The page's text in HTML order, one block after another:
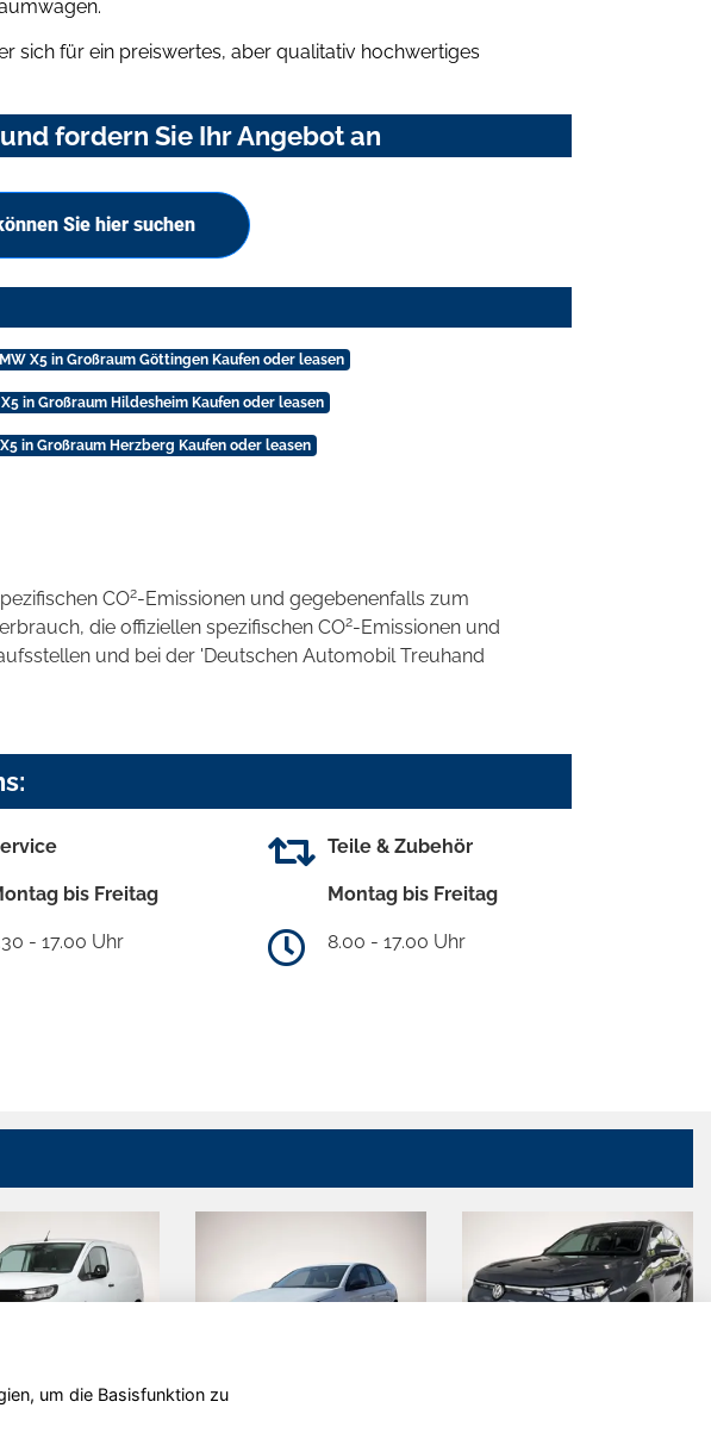
sich für ein preiswertes, aber qualitativ hochwertiges
fordern Sie Ihr Angebot an
Sie hier suchen
X5 in Großraum Göttingen Kaufen oder leasen
in Großraum Hildesheim Kaufen oder leasen
in Großraum Herzberg Kaufen oder leasen
CO2-Emissionen und gegebenenfalls zum
die offiziellen spezifischen CO2-Emissionen und
und bei der 'Deutschen Automobil Treuhand
bis Freitag
- 17.00 Uhr
Teile & Zubehör
Montag bis Freitag
8.00 - 17.00 Uhr
Combo
um die Basisfunktion zu